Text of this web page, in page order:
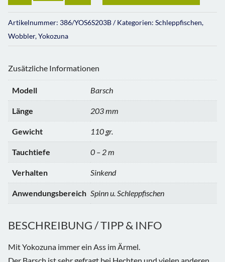
Artikelnummer: 386/YOS6S203B Kategorien: Schleppfischen,
Wobbler,Yokozuna
Zusätzliche Informationen
Modell Barsch
Länge 203 mm
Gewicht 110 gr.
Tauchtiefe 0 – 2 m
Verhalten Sinkend
Anwendungsbereich Spinn u. Schleppfischen
BESCHREIBUNG / TIPP & INFO
Mit Yokozuna immer ein Ass im Ärmel.
Der Barsch ist sehr gefragt bei Hechten und vielen anderen